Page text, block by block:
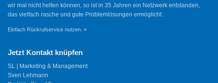
wir mal nicht helfen können, so ist in 35 Jahren ein Netzwerk entstanden,
das vielfach rasche und gute Problemlösungen ermöglicht.
Einfach Rückrufservice nutzen. »
Jetzt Kontakt knüpfen
SL | Marketing & Management
Sven Lehmann